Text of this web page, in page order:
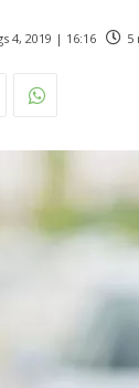
4, 2019 | 16:16 5